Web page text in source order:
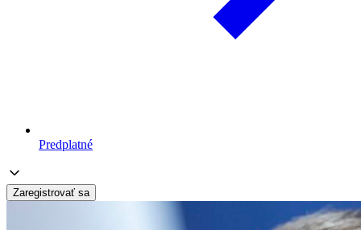
Predplatné
Zaregistrovať sa